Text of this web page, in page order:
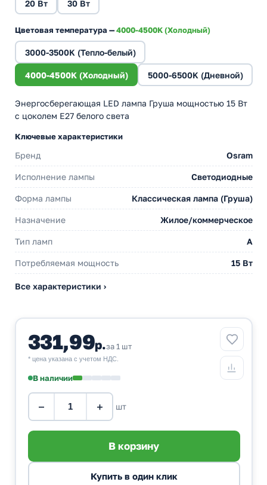
20 Вт 30 Вт
Цветовая температура —4000-4500K (Холодный)
3000-3500K (Тепло-белый)
4000-4500K (Холодный) 5000-6500K (Дневной)
Энергосберегающая LED лампа Груша мощностью 15 Вт
с цоколем E27 белого света
Ключевые характеристики
Бренд Osram
Исполнение лампы Светодиодные
Форма лампы Классическая лампа (Груша)
Назначение Жилое/коммерческое
Тип ламп A
Потребляемая мощность 15 Вт
Все характеристики ›
331,99р.за 1 шт
* цена указана с учетом НДС.
В наличии
− + шт